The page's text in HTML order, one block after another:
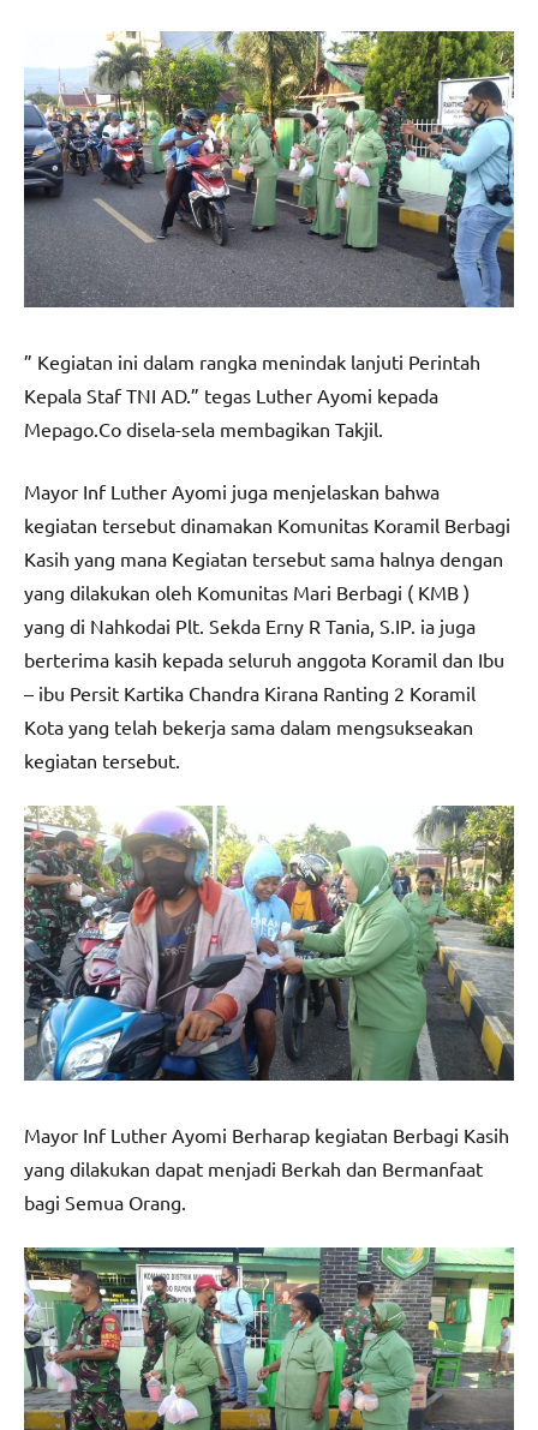
” Kegiatan ini dalam rangka menindak lanjuti Perintah
Kepala Staf TNI AD.” tegas Luther Ayomi kepada
Mepago.Co disela-sela membagikan Takjil.
Mayor Inf Luther Ayomi juga menjelaskan bahwa
kegiatan tersebut dinamakan Komunitas Koramil Berbagi
Kasih yang mana Kegiatan tersebut sama halnya dengan
yang dilakukan oleh Komunitas Mari Berbagi ( KMB )
yang di Nahkodai Plt. Sekda Erny R Tania, S.IP. ia juga
berterima kasih kepada seluruh anggota Koramil dan Ibu
– ibu Persit Kartika Chandra Kirana Ranting 2 Koramil
Kota yang telah bekerja sama dalam mengsukseakan
kegiatan tersebut.
Mayor Inf Luther Ayomi Berharap kegiatan Berbagi Kasih
yang dilakukan dapat menjadi Berkah dan Bermanfaat
bagi Semua Orang.